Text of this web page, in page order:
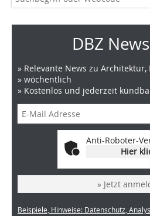
DBZ
» Relevante News zu
» wöchentlich
» Kostenlos und jederzeit
Anti-Roboter-
Hier
» Jetzt
Beispiele, Hinweise: Datenschutz,